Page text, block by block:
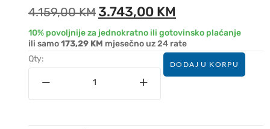
4.159,00KM3.743,00 KM
10% povoljnije za jednokratno ili gotovinsko plaćanje
ili samo173,29 KM mjesečno uz 24 rate
Qty:
DODAJ U KORPU